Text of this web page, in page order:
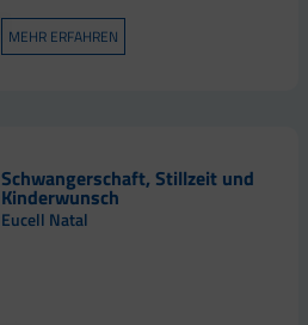
MEHR ERFAHREN
Schwangerschaft, Stillzeit und
Kinderwunsch
Eucell Natal